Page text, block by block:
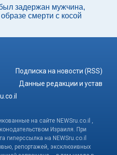
задержан мужчина,
смерти с косой
Подписка на новости (RSS)
Данные редакции и устав
на сайте NEWSru.co.il ,
Израиля. При
гиперссылка на NEWSru.co.il
репортажей, эксклюзивных